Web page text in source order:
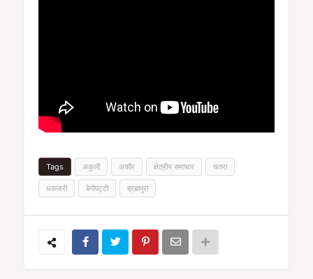
Tags अकुली अकौर क्षेत्रीय समाचार चतरा
धकजरी बेनीपट्टी ब्रह्मपुरा